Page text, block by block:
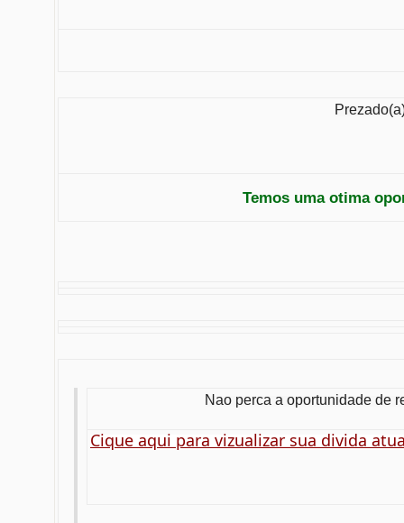
Temos uma otima
Nao perca a oportunidade de
Cique aqui para vizualizar sua divida